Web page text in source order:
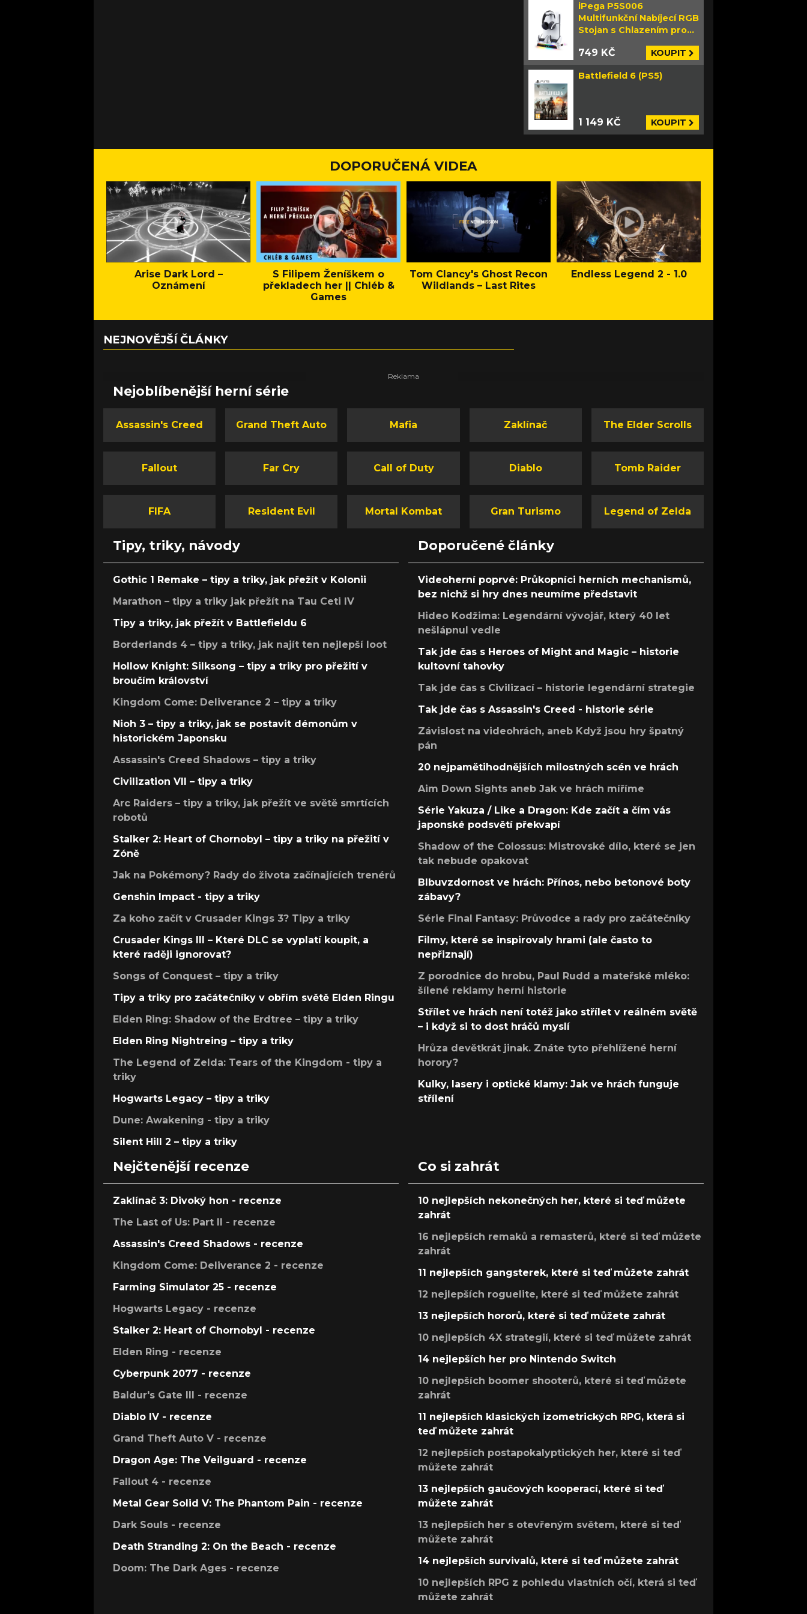
iPega P5S006
Multifunkční Nabíjecí RGB
Stojan s Chlazením pro
749 KČ KOUPIT
Battlefield 6 (PS5)
1 149 KČ KOUPIT
DOPORUČENÁ VIDEA
Arise Dark Lord –
Oznámení
S Filipem Ženíškem o
překladech her || Chléb &
Games
Tom Clancy's Ghost Recon
Wildlands – Last Rites
Endless Legend 2 - 1.0
NEJNOVĚJŠÍ ČLÁNKY
Nejoblíbenější herní série
Assassin's Creed Grand Theft Auto Mafia Zaklínač The Elder Scrolls
Fallout Far Cry Call of Duty Diablo Tomb Raider
FIFA Resident Evil Mortal Kombat Gran Turismo Legend of Zelda
Tipy, triky, návody
Gothic 1 Remake – tipy a triky, jak přežít v Kolonii
Marathon – tipy a triky jak přežít na Tau Ceti IV
Tipy a triky, jak přežít v Battlefieldu 6
Borderlands 4 – tipy a triky, jak najít ten nejlepší loot
Hollow Knight: Silksong – tipy a triky pro přežití v
broučím království
Kingdom Come: Deliverance 2 – tipy a triky
Nioh 3 – tipy a triky, jak se postavit démonům v
historickém Japonsku
Assassin's Creed Shadows – tipy a triky
Civilization VII – tipy a triky
Arc Raiders – tipy a triky, jak přežít ve světě smrtících
robotů
Stalker 2: Heart of Chornobyl – tipy a triky na přežití v
Zóně
Jak na Pokémony? Rady do života začínajících trenérů
Genshin Impact - tipy a triky
Za koho začít v Crusader Kings 3? Tipy a triky
Crusader Kings III – Které DLC se vyplatí koupit, a
které raději ignorovat?
Songs of Conquest – tipy a triky
Tipy a triky pro začátečníky v obřím světě Elden Ringu
Elden Ring: Shadow of the Erdtree – tipy a triky
Elden Ring Nightreing – tipy a triky
The Legend of Zelda: Tears of the Kingdom - tipy a
triky
Hogwarts Legacy – tipy a triky
Dune: Awakening - tipy a triky
Silent Hill 2 – tipy a triky
Doporučené články
Videoherní poprvé: Průkopníci herních mechanismů,
bez nichž si hry dnes neumíme představit
Hideo Kodžima: Legendární vývojář, který 40 let
nešlápnul vedle
Tak jde čas s Heroes of Might and Magic – historie
kultovní tahovky
Tak jde čas s Civilizací – historie legendární strategie
Tak jde čas s Assassin's Creed - historie série
Závislost na videohrách, aneb Když jsou hry špatný
pán
20 nejpamětihodnějších milostných scén ve hrách
Aim Down Sights aneb Jak ve hrách míříme
Série Yakuza / Like a Dragon: Kde začít a čím vás
japonské podsvětí překvapí
Shadow of the Colossus: Mistrovské dílo, které se jen
tak nebude opakovat
Blbuvzdornost ve hrách: Přínos, nebo betonové boty
zábavy?
Série Final Fantasy: Průvodce a rady pro začátečníky
Filmy, které se inspirovaly hrami (ale často to
nepřiznají)
Z porodnice do hrobu, Paul Rudd a mateřské mléko:
šílené reklamy herní historie
Střílet ve hrách není totéž jako střílet v reálném světě
– i když si to dost hráčů myslí
Hrůza devětkrát jinak. Znáte tyto přehlížené herní
horory?
Kulky, lasery i optické klamy: Jak ve hrách funguje
střílení
Nejčtenější recenze
Zaklínač 3: Divoký hon - recenze
The Last of Us: Part II - recenze
Assassin's Creed Shadows - recenze
Kingdom Come: Deliverance 2 - recenze
Farming Simulator 25 - recenze
Hogwarts Legacy - recenze
Stalker 2: Heart of Chornobyl - recenze
Elden Ring - recenze
Cyberpunk 2077 - recenze
Baldur's Gate III - recenze
Diablo IV - recenze
Grand Theft Auto V - recenze
Dragon Age: The Veilguard - recenze
Fallout 4 - recenze
Metal Gear Solid V: The Phantom Pain - recenze
Dark Souls - recenze
Death Stranding 2: On the Beach - recenze
Doom: The Dark Ages - recenze
Co si zahrát
10 nejlepších nekonečných her, které si teď můžete
zahrát
16 nejlepších remaků a remasterů, které si teď můžete
zahrát
11 nejlepších gangsterek, které si teď můžete zahrát
12 nejlepších roguelite, které si teď můžete zahrát
13 nejlepších hororů, které si teď můžete zahrát
10 nejlepších 4X strategií, které si teď můžete zahrát
14 nejlepších her pro Nintendo Switch
10 nejlepších boomer shooterů, které si teď můžete
zahrát
11 nejlepších klasických izometrických RPG, která si
teď můžete zahrát
12 nejlepších postapokalyptických her, které si teď
můžete zahrát
13 nejlepších gaučových kooperací, které si teď
můžete zahrát
13 nejlepších her s otevřeným světem, které si teď
můžete zahrát
14 nejlepších survivalů, které si teď můžete zahrát
10 nejlepších RPG z pohledu vlastních očí, která si teď
můžete zahrát